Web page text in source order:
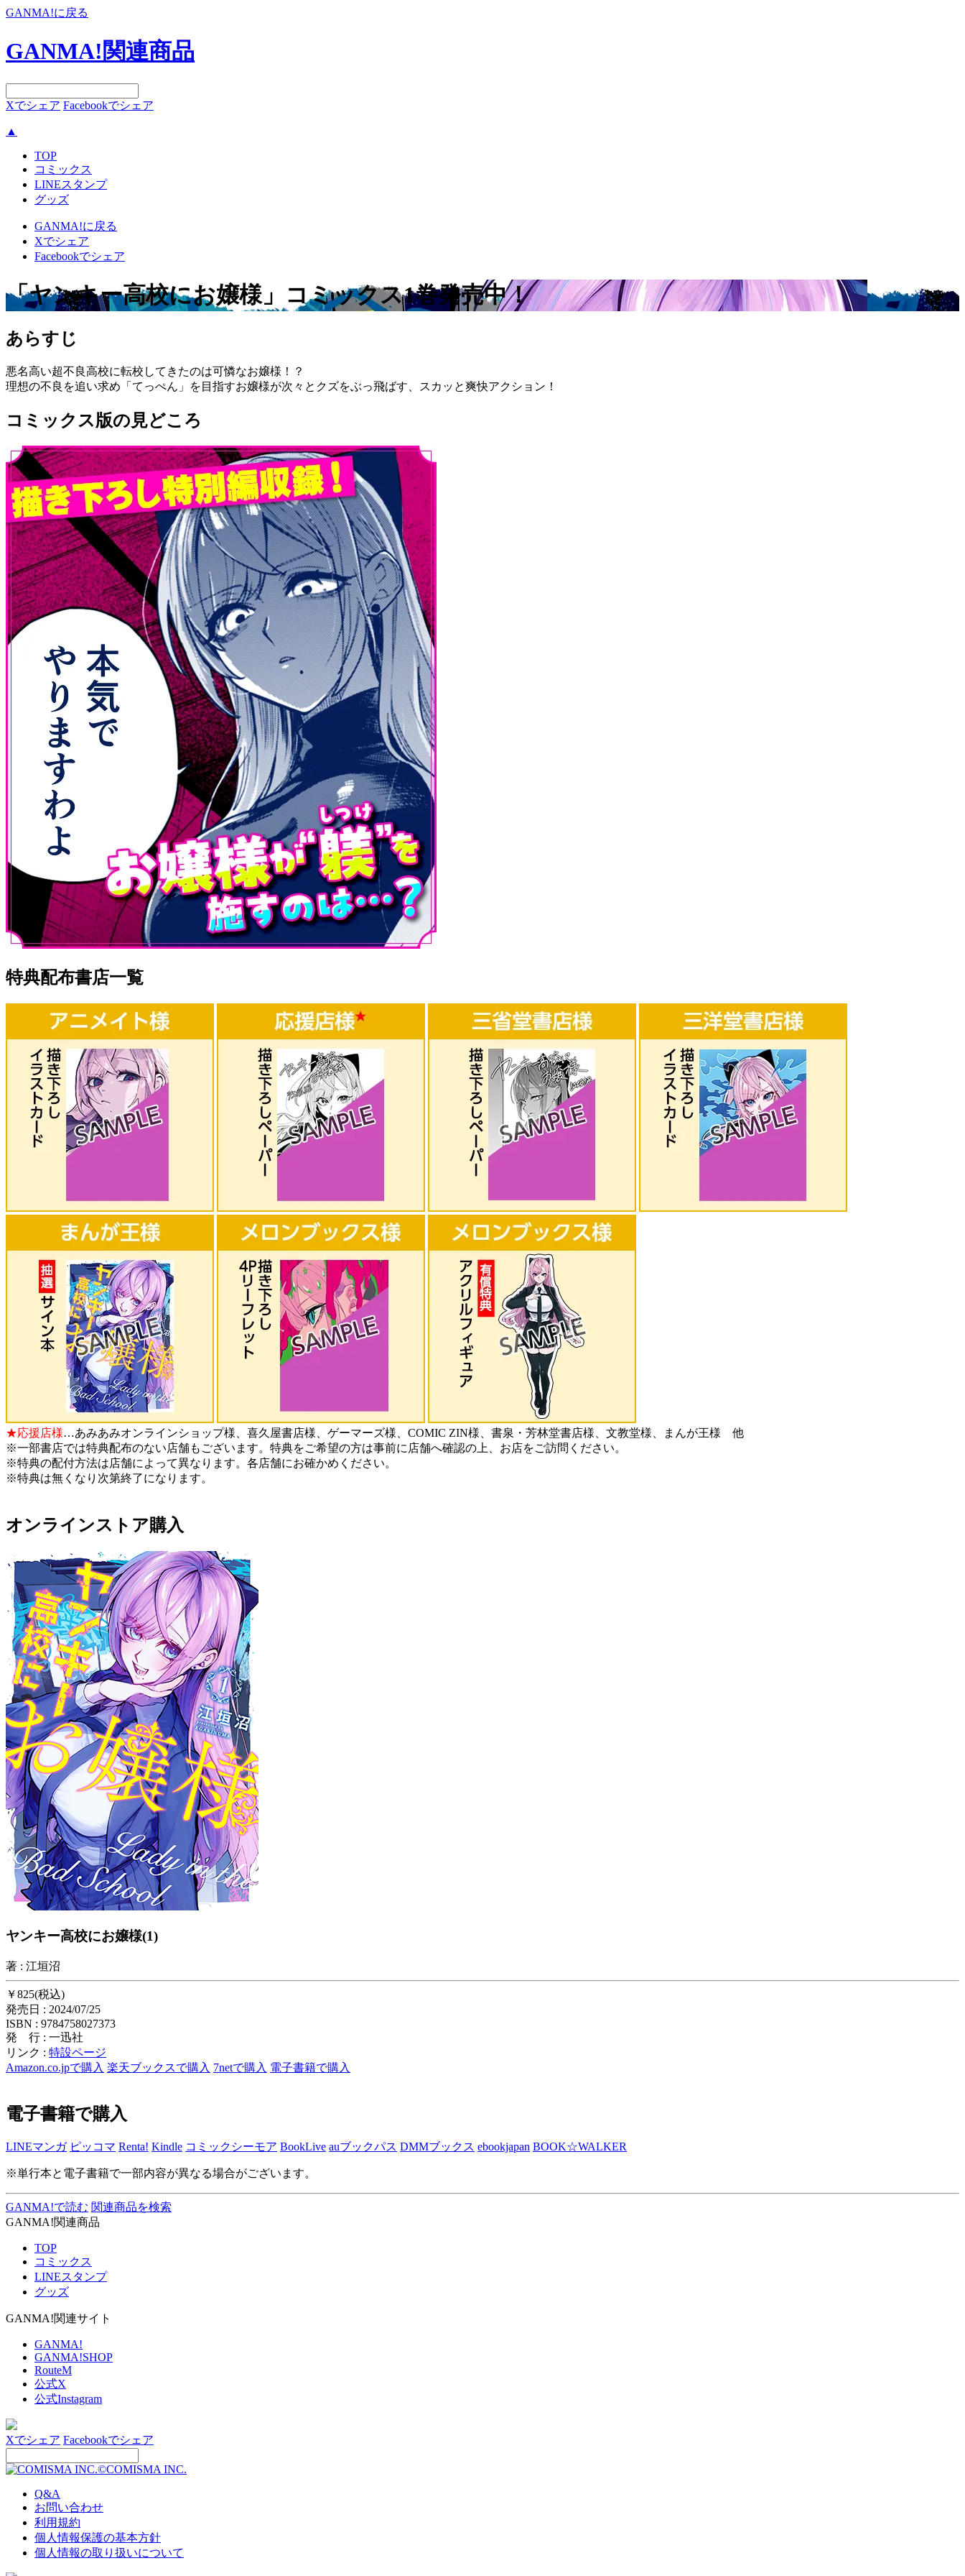
GANMA!に戻る
GANMA!関連商品
Xでシェア Facebookでシェア
▲
TOP
コミックス
LINEスタンプ
グッズ
GANMA!に戻る
Xでシェア
Facebookでシェア
「ヤンキー高校にお嬢様」コミックス1巻発売中！
あらすじ
悪名高い超不良高校に転校してきたのは可憐なお嬢様！？
理想の不良を追い求め「てっぺん」を目指すお嬢様が次々とクズをぶっ飛ばす、スカッと爽快アクション！
コミックス版の見どころ
特典配布書店一覧
★応援店様…あみあみオンラインショップ様、喜久屋書店様、ゲーマーズ様、COMIC ZIN様、書泉・芳林堂書店様、文教堂様、まんが王様 他
※一部書店では特典配布のない店舗もございます。特典をご希望の方は事前に店舗へ確認の上、お店をご訪問ください。
※特典の配付方法は店舗によって異なります。各店舗にお確かめください。
※特典は無くなり次第終了になります。
オンラインストア購入
ヤンキー高校にお嬢様(1)
著 : 江垣沼
￥825(税込)
発売日 : 2024/07/25
ISBN : 9784758027373
発 行 : 一迅社
リンク : 特設ページ
Amazon.co.jpで購入 楽天ブックスで購入 7netで購入 電子書籍で購入
電子書籍で購入
LINEマンガ ピッコマ Renta! Kindle コミックシーモア BookLive auブックパス DMMブックス ebookjapan BOOK☆WALKER
※単行本と電子書籍で一部内容が異なる場合がございます。
GANMA!で読む 関連商品を検索
GANMA!関連商品
TOP
コミックス
LINEスタンプ
グッズ
GANMA!関連サイト
GANMA!
GANMA!SHOP
RouteM
公式X
公式Instagram
Xでシェア Facebookでシェア
©COMISMA INC.
Q&A
お問い合わせ
利用規約
個人情報保護の基本方針
個人情報の取り扱いについて